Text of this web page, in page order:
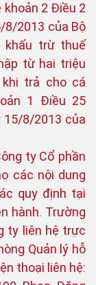
2 Điều 2
8/2013 của Bộ
khấu trừ thuế
từ hai triệu
khi trả cho cá
1 Điều 25
15/8/2013 của
ty Cổ phần
các nội dung
quy định tại
hành. Trường
ty liên hệ trực
Quản lý hỗ
thoại liên hệ: